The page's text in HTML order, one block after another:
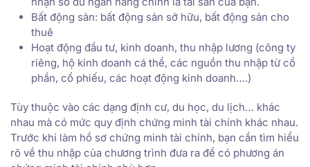
Bất động sản: bất động sản sở hữu, bất động sản cho
thuê
Hoạt động đầu tư, kinh doanh, thu nhập lương (công ty
riêng, hộ kinh doanh cá thể, các nguồn thu nhập từ cổ
phần, cổ phiếu, các hoạt động kinh doanh….)
Tùy thuộc vào các dạng định cư, du học, du lịch… khác
nhau mà có mức quy định chứng minh tài chính khác nhau.
Trước khi làm hồ sơ chứng minh tài chính, bạn cần tìm hiểu
rõ về thu nhập của chương trình đưa ra để có phương án